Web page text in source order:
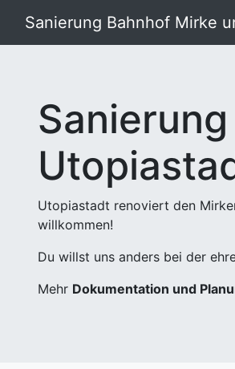
Sanierung Bahnhof Mirke
Utopiastadt renoviert den
willkommen!
Du willst uns anders bei der
Mehr Dokumentation und